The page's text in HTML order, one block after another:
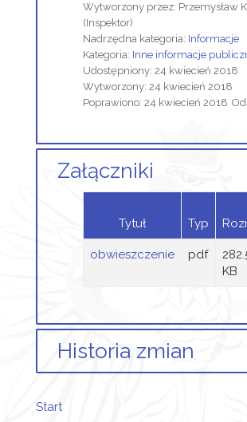
Wytworzony przez: Przemysław
(Inspektor)
Nadrzędna kategoria: Informacje
Kategoria: Inne informacje
Udostępniony: 24 kwiecień 2018
Wytworzony: 24 kwiecień 2018
Poprawiono: 24 kwiecień 2018
Załączniki
Tytuł Typ
obwieszczenie pdf
KB
Historia zmian
Start